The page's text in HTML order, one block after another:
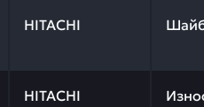
HITACHI
гарантию
HITACHI
гарантию